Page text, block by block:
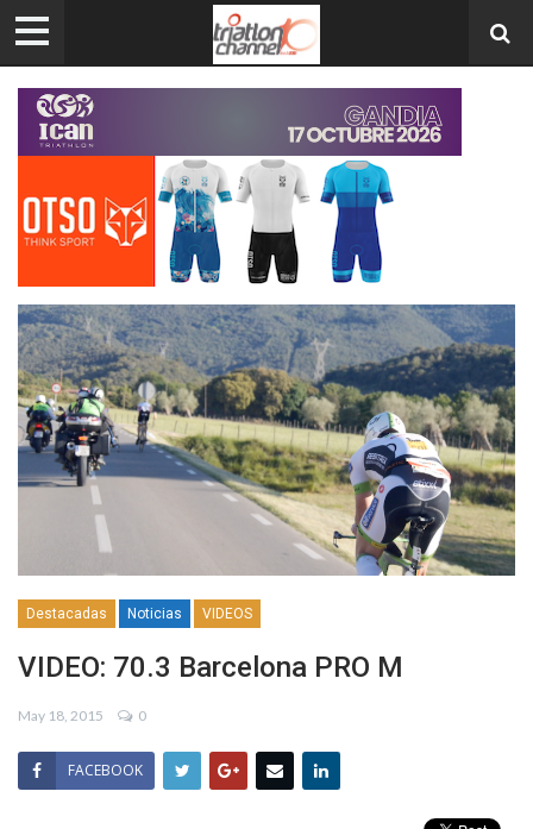
Destacadas Noticias VIDEOS
VIDEO: 70.3 Barcelona PRO M
May 18, 2015 0
FACEBOOK